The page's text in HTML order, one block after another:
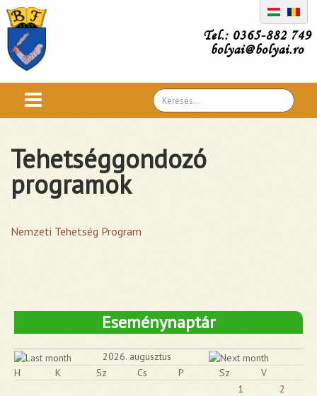
Tel.: 0365-882 749
bolyai@bolyai.ro
Search
...
Tehetséggondozó
programok
Nemzeti Tehetség Program
Eseménynaptár
2026. augusztus
H
K Sz Cs P Sz
V
1
2